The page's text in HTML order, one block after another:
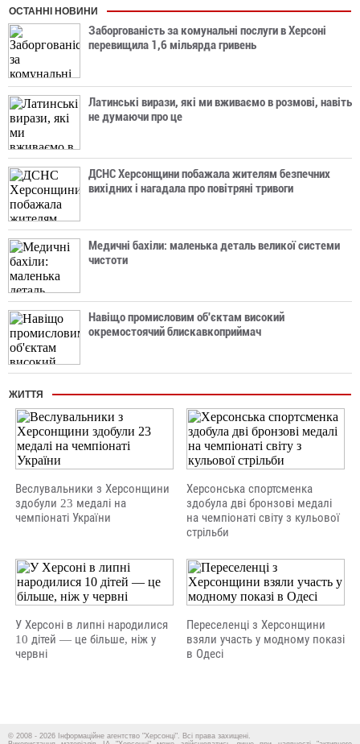
ОСТАННІ НОВИНИ
Заборгованість за комунальні послуги в Херсоні
перевищила 1,6 мільярда гривень
Латинські вирази, які ми вживаємо в розмові, навіть
не думаючи про це
ДСНС Херсонщини побажала жителям безпечних
вихідних і нагадала про повітряні тривоги
Медичні бахіли: маленька деталь великої системи
чистоти
Навіщо промисловим об'єктам високий
окремостоячий блискавкоприймач
ЖИТТЯ
Веслувальники з Херсонщини
здобули 23 медалі на
чемпіонаті України
Херсонська спортсменка
здобула дві бронзові медалі
на чемпіонаті світу з кульової
стрільби
У Херсоні в липні народилися
10 дітей — це більше, ніж у
червні
Переселенці з Херсонщини
взяли участь у модному показі
в Одесі
© 2008 - 2026 Інформаційне агентство "Херсонці". Всі права захищені.